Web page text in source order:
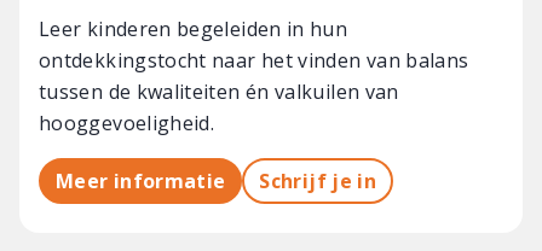
Leer kinderen begeleiden in hun
ontdekkingstocht naar het vinden van balans
tussen de kwaliteiten én valkuilen van
hooggevoeligheid.
Meer informatie Schrijf je in